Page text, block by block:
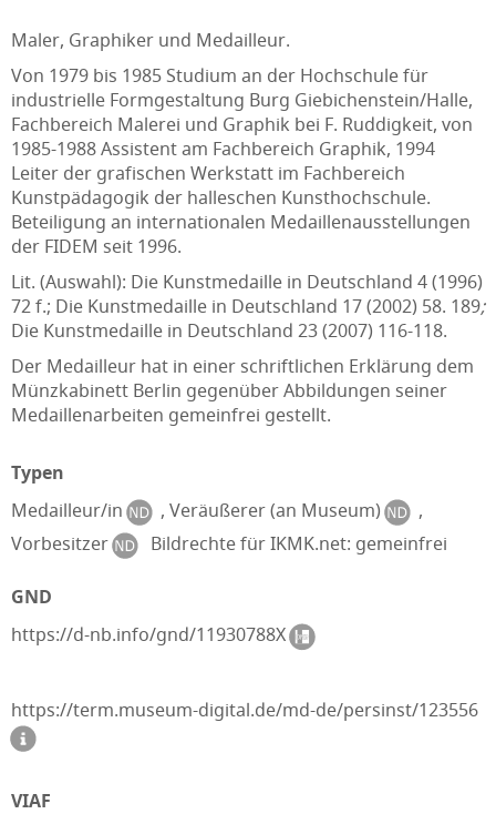
Maler, Graphiker und Medailleur.
Von 1979 bis 1985 Studium an der Hochschule für
industrielle Formgestaltung Burg Giebichenstein/Halle,
Fachbereich Malerei und Graphik bei F. Ruddigkeit, von
1985-1988 Assistent am Fachbereich Graphik, 1994
Leiter der grafischen Werkstatt im Fachbereich
Kunstpädagogik der halleschen Kunsthochschule.
Beteiligung an internationalen Medaillenausstellungen
der FIDEM seit 1996.
Lit. (Auswahl): Die Kunstmedaille in Deutschland 4 (1996)
72 f.; Die Kunstmedaille in Deutschland 17 (2002) 58. 189;
Die Kunstmedaille in Deutschland 23 (2007) 116-118.
Der Medailleur hat in einer schriftlichen Erklärung dem
Münzkabinett Berlin gegenüber Abbildungen seiner
Medaillenarbeiten gemeinfrei gestellt.
Typen
Medailleur/in
, Veräußerer (an Museum)
,
Vorbesitzer
Bildrechte für IKMK.net: gemeinfrei
GND
https://d-nb.info/gnd/11930788X
https://term.museum-digital.de/md-de/persinst/123556
VIAF